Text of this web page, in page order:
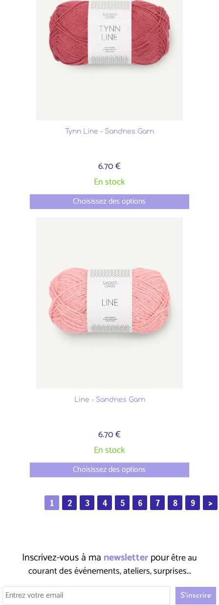
Tynn Line - Sandnes Garn
6.70 €
En stock
Choisissez des options
Line - Sandnes Garn
6.70 €
En stock
Choisissez des options
1 2 3 4 5 6 7 8 9 >
Inscrivez-vous à ma newsletterpourêtre au
courant des événements, ateliers, surprises...